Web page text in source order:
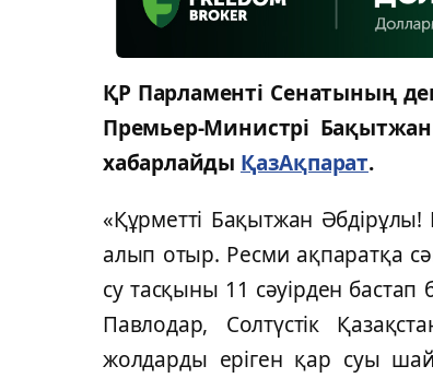
ҚР Парламенті Сенатының
Премьер-Министрі
хабарлайды ҚазАқпарат.
«Құрметті Бақытжан Әбдірұлы!
алып отыр. Ресми ақпаратқа
су тасқыны 11 сәуірден
Павлодар, Солтүстік
жолдарды еріген қар суы